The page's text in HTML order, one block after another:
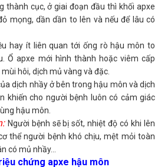
thành cục, ở giai đoạn đầu thì khối apxe
mọng, dần dần to lên và nếu để lâu có
hay ít liên quan tới ống rò hậu môn to
Ổ apxe mới hình thành hoặc viêm cấp
hôi, dịch mủ vàng và đặc.
dịch nhầy ở bên trong hậu môn và dịch
khiến cho người bệnh luôn có cảm giác
hậu môn.
Người bệnh sẽ bị sốt, nhiệt độ có khi lên
thể người bệnh khó chịu, mệt mỏi toàn
có mủ nhầy...
chứng apxe hậu môn